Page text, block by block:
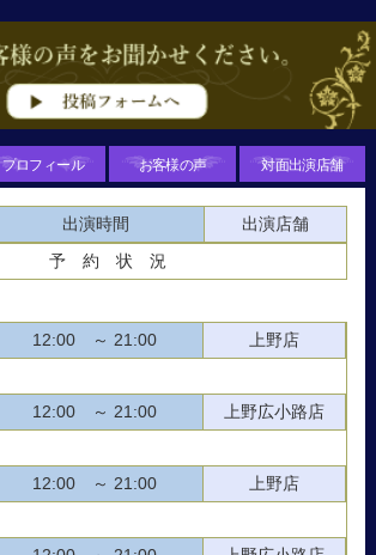
出演時間
出演店舗
予 約 状 況
12:00 ～ 21:00 上野店
12:00 ～ 21:00 上野広小路店
12:00 ～ 21:00 上野店
プロフィール お客様の声 対面出演店舗